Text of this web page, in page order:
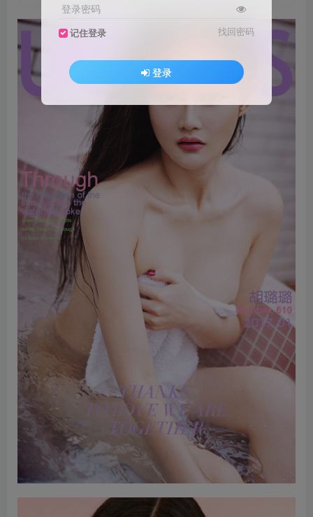
登录密码
记住登录 找回密码
登录